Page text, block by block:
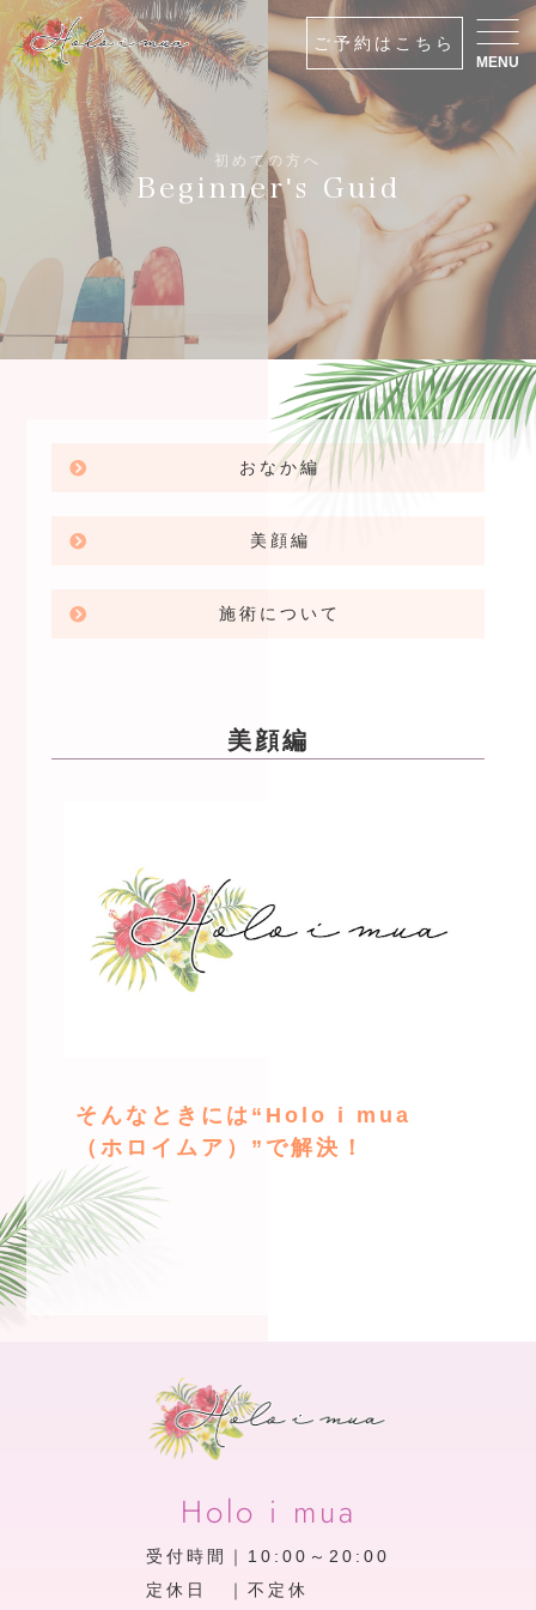
MENU
ご予約はこちら
初めての方へ
Beginner's Guid
おなか編
美顔編
施術について
美顔編
そんなときには“Holo i mua
（ホロイムア）”で解決！
Holo i mua
受付時間｜10:00～20:00
定休日 ｜不定休